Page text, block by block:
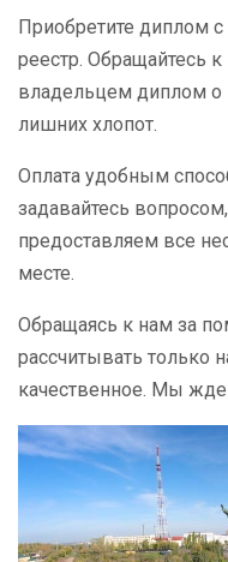
Приобретите диплом
реестр. Обращайтесь к
владельцем диплом
лишних хлопот.
Оплата удобным
задавайтесь
предоставляем все
месте.
Обращаясь к нам за
рассчитывать только
качественное. Мы